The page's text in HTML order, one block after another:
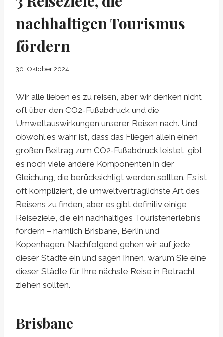
nachhaltigen Tourismus
fördern
30. Oktober 2024
Wir alle lieben es zu reisen, aber wir denken nicht
oft über den CO2-Fußabdruck und die
Umweltauswirkungen unserer Reisen nach. Und
obwohl es wahr ist, dass das Fliegen allein einen
großen Beitrag zum CO2-Fußabdruck leistet, gibt
es noch viele andere Komponenten in der
Gleichung, die berücksichtigt werden sollten. Es ist
oft kompliziert, die umweltverträglichste Art des
Reisens zu finden, aber es gibt definitiv einige
Reiseziele, die ein nachhaltiges Touristenerlebnis
fördern – nämlich Brisbane, Berlin und
Kopenhagen. Nachfolgend gehen wir auf jede
dieser Städte ein und sagen Ihnen, warum Sie eine
dieser Städte für Ihre nächste Reise in Betracht
ziehen sollten.
Brisbane